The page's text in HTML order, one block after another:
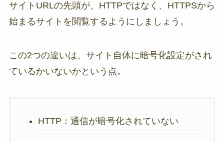
サイトURLの先頭が、HTTPではなく、HTTPSから
始まるサイトを閲覧するようにしましょう。
この2つの違いは、サイト自体に暗号化設定がされ
ているかいないかという点。
HTTP：通信が暗号化されていない